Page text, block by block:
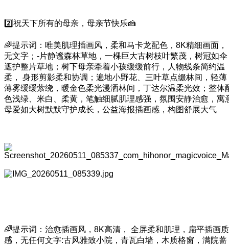
2️⃣祝天下所有的母亲，母亲节快乐🍰
🌈提示词：唯美肌理插画风，柔和马卡龙配色，8K精细画面，
无文字；-片静谧森林草地，一棵巨大古树枝叶繁茂，树冠如伞
遮护整片草地；树下母亲牵着小孩缓缓前行，人物线条简约温
柔， 身形剪影柔和协调；遍地小野花、三叶草点缀林间，轻薄
薄雾缓缓萦绕，暖金色柔光漫洒林间，丁达尔温柔光效；整体
色浅绿、米白、柔黄，笔触细腻肌理感强，氛围安静治愈，寓
母爱如大树默默守护成长，公益海报插画感，构图舒展大气
🌈提示词：治愈插画风，8K高清， 全屏柔和肌理，扁平插画质
感，无任何文字:古风雅致小院，青瓦白墙，木质格窗，满院蔷